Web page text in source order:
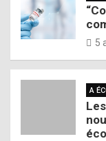
5
A